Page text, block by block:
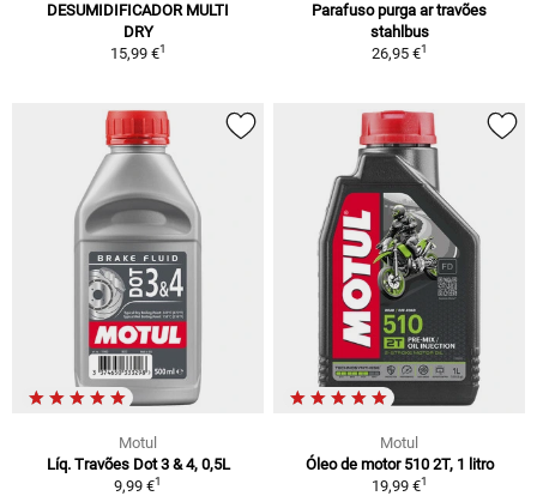
DESUMIDIFICADOR MULTI
DRY
15,99 €1
Parafuso purga ar travões
stahlbus
26,95 €1
Motul
Líq. Travões Dot 3 & 4, 0,5L
9,99 €1
Motul
Óleo de motor 510 2T, 1 litro
19,99 €1